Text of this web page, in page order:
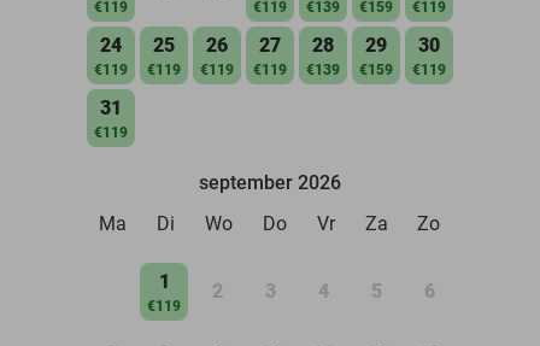
€119 €119 €139 €159 €119
24
€119
25
€119
26
€119
27
€119
28
€139
29
€159
30
€119
31
€119
september 2026
Ma
Di Wo Do Vr Za Zo
1
€119
2 3 4 5 6